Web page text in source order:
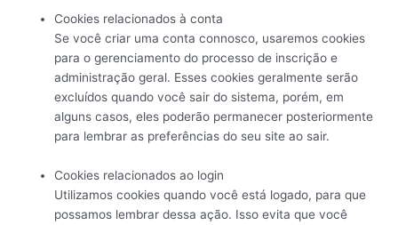
Cookies relacionados à conta
Se você criar uma conta connosco, usaremos cookies
para o gerenciamento do processo de inscrição e
administração geral. Esses cookies geralmente serão
excluídos quando você sair do sistema, porém, em
alguns casos, eles poderão permanecer posteriormente
para lembrar as preferências do seu site ao sair.
Cookies relacionados ao login
Utilizamos cookies quando você está logado, para que
possamos lembrar dessa ação. Isso evita que você